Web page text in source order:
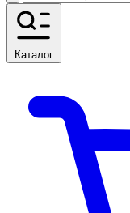
Каталог